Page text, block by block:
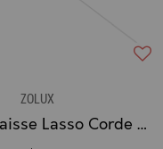
ZOLUX
ZOLUX - Laisse Lasso Corde en Nylon (1.8 m.)